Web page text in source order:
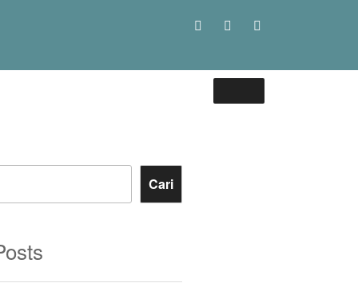
Cari